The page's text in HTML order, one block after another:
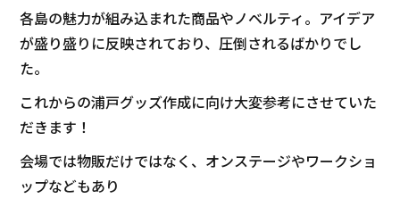
各島の魅力が組み込まれた商品やノベルティ。アイデア
が盛り盛りに反映されており、圧倒されるばかりでし
た。
これからの浦戸グッズ作成に向け大変参考にさせていた
だきます！
会場では物販だけではなく、オンステージやワークショ
ップなどもあり